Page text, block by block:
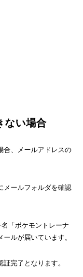
ない場合
合、メールアドレスの
メールフォルダを確認
「ポケモントレーナ
ルが届いています。
完了となります。